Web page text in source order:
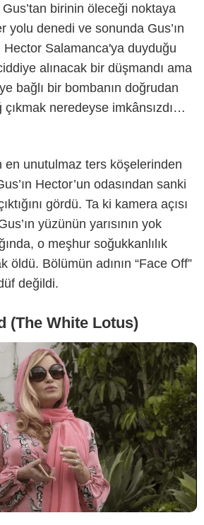
birinin öleceği noktaya
yolu denedi ve sonunda Gus’ın
Hector Salamanca'ya duyduğu
alınacak bir düşmandı ama
bağlı bir bombanın doğrudan
çıkmak neredeyse imkânsızdı…
en unutulmaz ters köşelerinden
Hector’un odasından sanki
gördü. Ta ki kamera açısı
yüzünün yarısının yok
o meşhur soğukkanlılık
öldü. Bölümün adının “Face Off”
değildi.
(The White Lotus)
HBO